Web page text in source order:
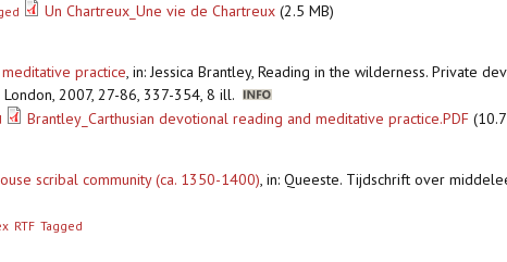
Un Chartreux_Une vie de Chartreux (2.5 MB)
practice, in: Jessica Brantley, Reading in the wilderness. Private
2007, 27-86, 337-354, 8 ill.
Brantley_Carthusian devotional reading and meditative practice.PDF
scribal community (ca. 1350-1400), in: Queeste. Tijdschrift over
RTF Tagged